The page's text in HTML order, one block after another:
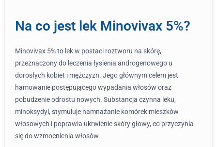
Na co jest lek Minovivax 5%?
Minovivax 5% to lek w postaci roztworu na skórę,
przeznaczony do leczenia łysienia androgenowego u
dorosłych kobiet i mężczyzn. Jego głównym celem jest
hamowanie postępującego wypadania włosów oraz
pobudzenie odrostu nowych. Substancja czynna leku,
minoksydyl, stymuluje namnażanie komórek mieszków
włosowych i poprawia ukrwienie skóry głowy, co przyczynia
się do wzmocnienia włosów.